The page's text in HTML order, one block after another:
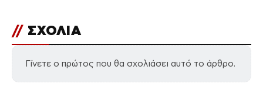
// ΣΧΟΛΙΑ
Γίνετε ο πρώτος που θα σχολιάσει αυτό το άρθρο.